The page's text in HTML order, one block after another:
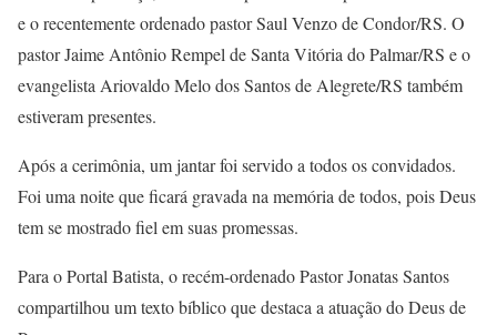
e o recentemente ordenado pastor Saul Venzo de Condor/RS. O
pastor Jaime Antônio Rempel de Santa Vitória do Palmar/RS e o
evangelista Ariovaldo Melo dos Santos de Alegrete/RS também
estiveram presentes.
Após a cerimônia, um jantar foi servido a todos os convidados.
Foi uma noite que ficará gravada na memória de todos, pois Deus
tem se mostrado fiel em suas promessas.
Para o Portal Batista, o recém-ordenado Pastor Jonatas Santos
compartilhou um texto bíblico que destaca a atuação do Deus de